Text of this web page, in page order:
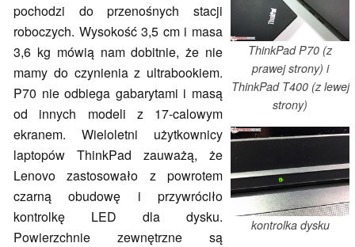
ThinkPad P70 (z
prawej strony) i
ThinkPad T400 (z lewej
strony)
kontrolka dysku
pochodzi do przenośnych stacji
roboczych. Wysokość 3,5 cm i masa
3,6 kg mówią nam dobitnie, że nie
mamy do czynienia z ultrabookiem.
P70 nie odbiega gabarytami i masą
od innych modeli z 17-calowym
ekranem. Wieloletni użytkownicy
laptopów ThinkPad zauważą, że
Lenovo zastosowało z powrotem
czarną obudowę i przywróciło
kontrolkę LED dla dysku.
Powierzchnie zewnętrzne są